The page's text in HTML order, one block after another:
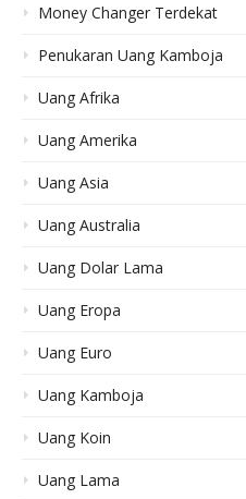
Money Changer Terdekat
Penukaran Uang Kamboja
Uang Afrika
Uang Amerika
Uang Asia
Uang Australia
Uang Dolar Lama
Uang Eropa
Uang Euro
Uang Kamboja
Uang Koin
Uang Lama